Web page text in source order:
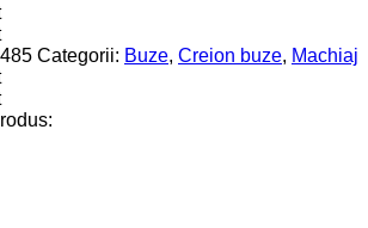
Categorii: Buze, Creion buze, Machiaj